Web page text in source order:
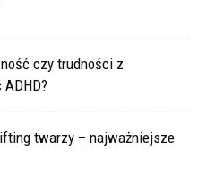
czy trudności z
twarzy – najważniejsze